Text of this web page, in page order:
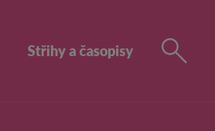
Střihy a časopisy